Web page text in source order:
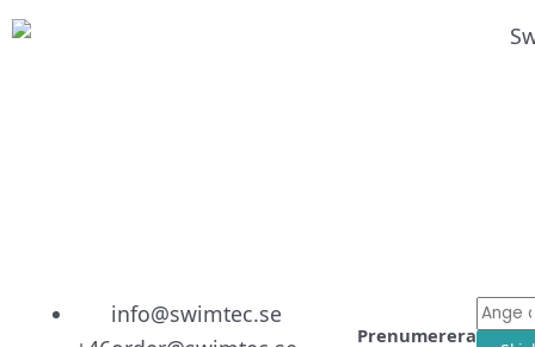
info@swimtec.se
Prenumerera
E-